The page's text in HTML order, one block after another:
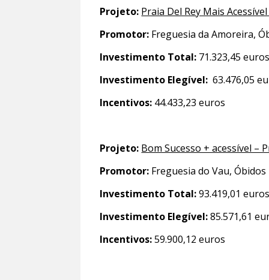
Projeto: Praia Del Rey Mais
Promotor: Freguesia da Amoreira,
Investimento Total: 71.323,45 euros
Investimento Elegível: 63.476,05
Incentivos: 44.433,23 euros
Projeto: Bom Sucesso + acessível –
Promotor: Freguesia do Vau, Óbidos
Investimento Total:93.419,01 euros
Investimento Elegível:85.571,61
Incentivos:59.900,12 euros